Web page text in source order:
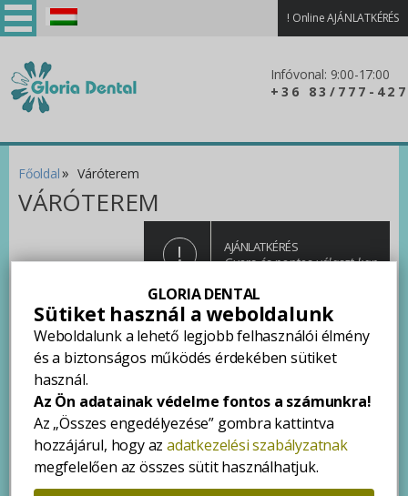
GLORIA DENTAL
Sütiket használ a weboldalunk
Weboldalunk a lehető legjobb felhasználói élmény
és a biztonságos működés érdekében sütiket
használ.
Az Ön adatainak védelme fontos a számunkra!
Az „Összes engedélyezése” gombra kattintva
hozzájárul, hogy azadatkezelési szabályzatnak
megfelelően az összes sütit használhatjuk.
! Online AJÁNLATKÉRÉS
Infóvonal: 9:00-17:00
+36 83/777-427
Főoldal» Váróterem
VÁRÓTEREM
! AJÁNLATKÉRÉS
Gyors és pontos választ kap